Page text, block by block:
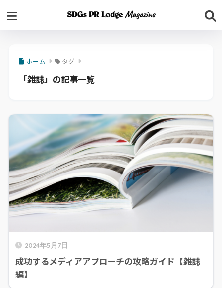
ホーム タグ
「雑誌」の記事一覧
2024年5月7日
成功するメディアアプローチの攻略ガイド【雑誌
編】